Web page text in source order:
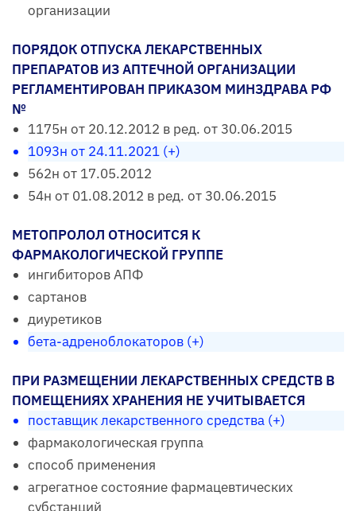
организации
ПОРЯДОК ОТПУСКА ЛЕКАРСТВЕННЫХ
ПРЕПАРАТОВ ИЗ АПТЕЧНОЙ ОРГАНИЗАЦИИ
РЕГЛАМЕНТИРОВАН ПРИКАЗОМ МИНЗДРАВА РФ
№
1175н от 20.12.2012 в ред. от 30.06.2015
1093н от 24.11.2021 (+)
562н от 17.05.2012
54н от 01.08.2012 в ред. от 30.06.2015
МЕТОПРОЛОЛ ОТНОСИТСЯ К
ФАРМАКОЛОГИЧЕСКОЙ ГРУППЕ
ингибиторов АПФ
сартанов
диуретиков
бета-адреноблокаторов (+)
ПРИ РАЗМЕЩЕНИИ ЛЕКАРСТВЕННЫХ СРЕДСТВ В
ПОМЕЩЕНИЯХ ХРАНЕНИЯ НЕ УЧИТЫВАЕТСЯ
поставщик лекарственного средства (+)
фармакологическая группа
способ применения
агрегатное состояние фармацевтических
субстанций